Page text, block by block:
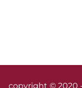
сopyright © 2020